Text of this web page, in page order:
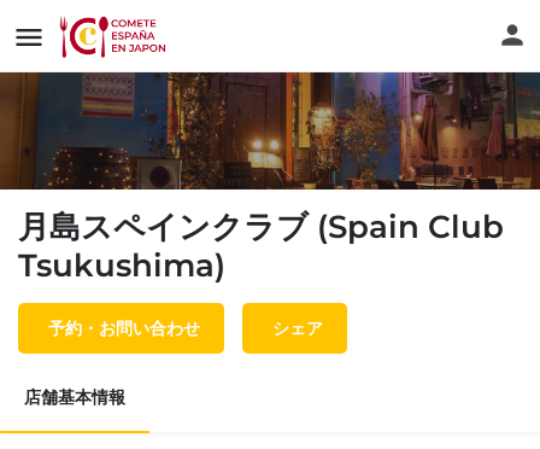
月島スペインクラブ (Spain Club
Tsukushima)
予約・お問い合わせ シェア
店舗基本情報